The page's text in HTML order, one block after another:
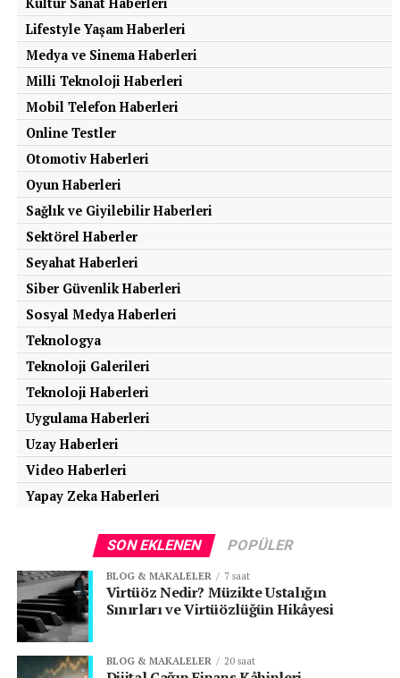
Lifestyle Yaşam Haberleri
Medya ve Sinema Haberleri
Milli Teknoloji Haberleri
Mobil Telefon Haberleri
Online Testler
Otomotiv Haberleri
Oyun Haberleri
Sağlık ve Giyilebilir Haberleri
Sektörel Haberler
Seyahat Haberleri
Siber Güvenlik Haberleri
Sosyal Medya Haberleri
Teknologya
Teknoloji Galerileri
Teknoloji Haberleri
Uygulama Haberleri
Uzay Haberleri
Video Haberleri
Yapay Zeka Haberleri
SON EKLENEN POPÜLER
BLOG & MAKALELER 7 saat
Virtüöz Nedir? Müzikte Ustalığın
Sınırları ve Virtüözlüğün Hikâyesi
BLOG & MAKALELER 20 saat